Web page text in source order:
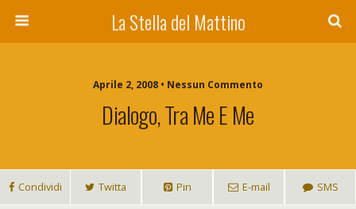
La Stella del Mattino
Aprile 2, 2008 • Nessun Commento
Dialogo, Tra Me E Me
Condividi Twitta Pin E-mail SMS